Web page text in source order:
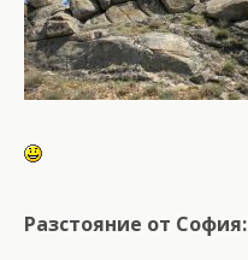
Разстояние от София: